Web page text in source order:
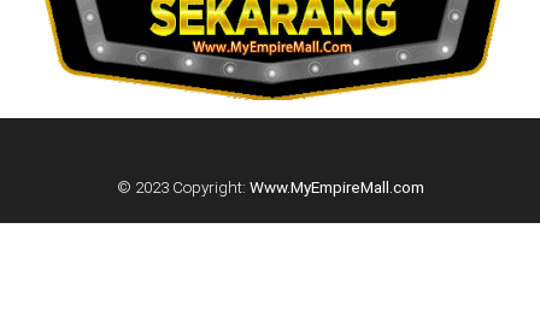
LABUAN(2)
INDONESIA(1)© 2023 Copyright: Www.MyEmpireMall.com